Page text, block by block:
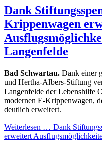
Dank
Krippenwagen
Langenfelde
Bad Schwartau. Dank einer
und Hertha-Albers-Stiftung
Langenfelde der Lebenshilfe
modernen E-Krippenwagen,
deutlich erweitert.
Weiterlesen … Dank
erweitert